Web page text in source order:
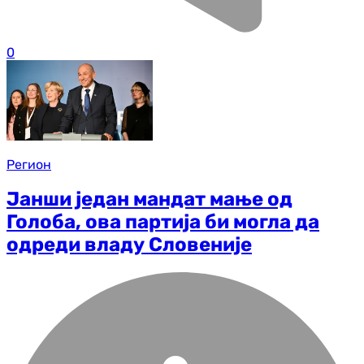
0
Регион
Јанши један мандат мање од
Голоба, ова партија би могла да
одреди владу Словеније